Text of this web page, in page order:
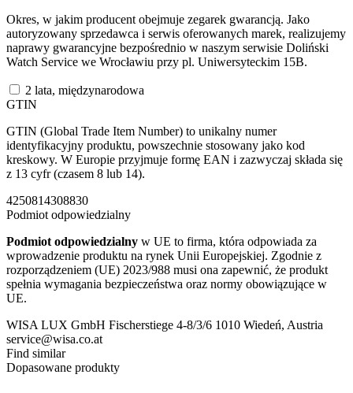
Okres, w jakim producent obejmuje zegarek gwarancją. Jako
autoryzowany sprzedawca i serwis oferowanych marek, realizujemy
naprawy gwarancyjne bezpośrednio w naszym serwisie Doliński
Watch Service we Wrocławiu przy pl. Uniwersyteckim 15B.
2 lata, międzynarodowa
GTIN
GTIN (Global Trade Item Number) to unikalny numer
identyfikacyjny produktu, powszechnie stosowany jako kod
kreskowy. W Europie przyjmuje formę EAN i zazwyczaj składa się
z 13 cyfr (czasem 8 lub 14).
4250814308830
Podmiot odpowiedzialny
Podmiot odpowiedzialny w UE to firma, która odpowiada za
wprowadzenie produktu na rynek Unii Europejskiej. Zgodnie z
rozporządzeniem (UE) 2023/988 musi ona zapewnić, że produkt
spełnia wymagania bezpieczeństwa oraz normy obowiązujące w
UE.
WISA LUX GmbH Fischerstiege 4-8/3/6 1010 Wiedeń, Austria
service@wisa.co.at
Find similar
Dopasowane produkty